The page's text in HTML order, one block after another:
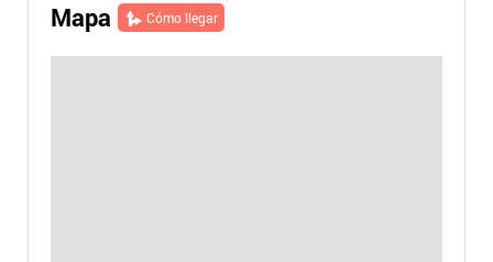
Mapa Cómo llegar